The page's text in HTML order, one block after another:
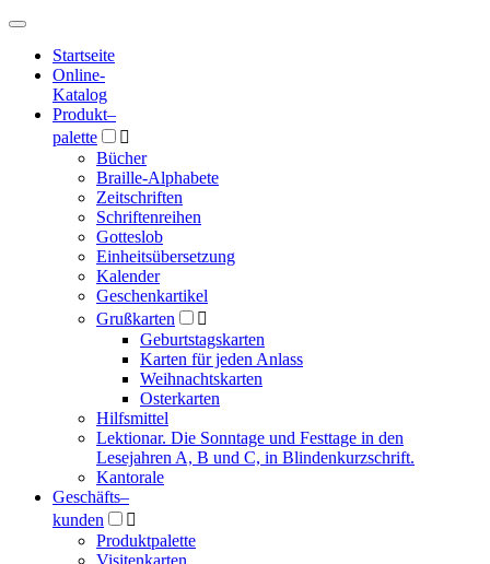
Hauptmenü
Hauptmenü
Startseite
Online-
Katalog
Produkt–
palette

Bücher
Braille-Alphabete
Zeitschriften
Schriftenreihen
Gotteslob
Einheitsübersetzung
Kalender
Geschenkartikel
Grußkarten

Geburtstagskarten
Karten für jeden Anlass
Weihnachtskarten
Osterkarten
Hilfsmittel
Lektionar. Die Sonntage und Festtage in den
Lesejahren A, B und C, in Blindenkurzschrift.
Kantorale
Geschäfts­–
kunden

Produktpalette
Visitenkarten